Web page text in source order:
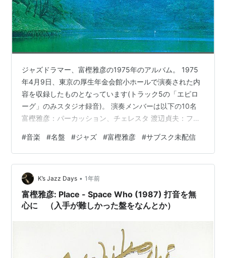
ジャズドラマー、富樫雅彦の1975年のアルバム。 1975
年4月9日、東京の厚生年金会館小ホールで演奏された内
容を収録したものとなっています(トラック5の「エピロ
ーグ」のみスタジオ録音)。 演奏メンバーは以下の10名
富樫雅彦：パーカッション、チェレスタ 渡辺貞夫：フル
ト、ソプラノサックス 中山昌三：フルート、バスフルー
ト 佐藤允彦：ピアノ、マリンバ、グロッケンシュピール
翠川敬基：チェロ、ベース 池田芳夫：ベース 中山正治：
パーカッション 豊住芳三郎：パーカッション 田中昇：パ
ーカッション ジャンル：ジャズ/フリー・ジャズ オスス
メ度：★★…
#音楽 #名盤 #ジャズ #富樫雅彦 #サブスク未配信
K’s Jazz Days • 1年前
富樫雅彦: Place - Space Who (1987) 打音を無
心に （入手が難しかった盤をなんとか）